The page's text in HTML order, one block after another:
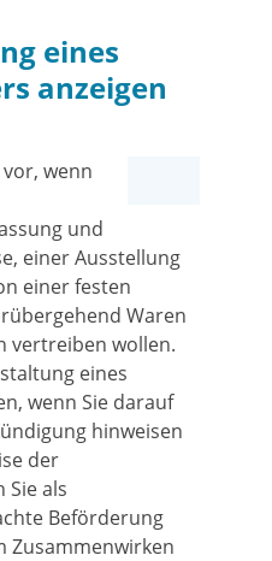
eines
anzeigen
wenn
und
einer Ausstellung
einer festen
Waren
vertreiben wollen.
eines
wenn Sie darauf
hinweisen
der
Sie als
Beförderung
Zusammenwirken